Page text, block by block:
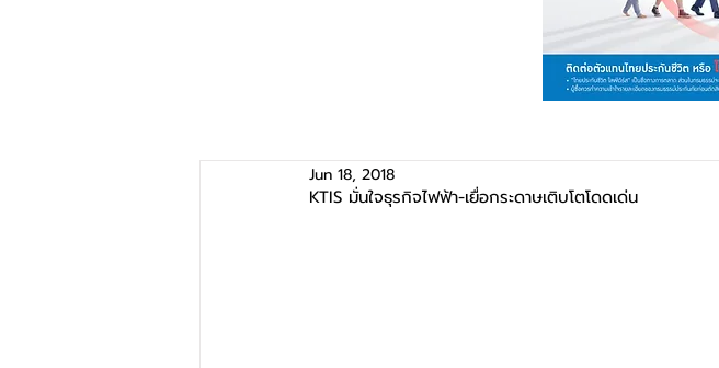
KTIS มั่นใจธุรกิจไฟฟ้า-เยื่อกระดาษเติบโตโดดเด่น
Jun 18, 2018